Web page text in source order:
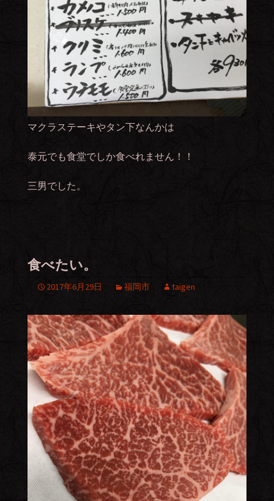
マクラステーキやタン下なんかは
泰元でも食堂でしか食べれません！！
三男でした。
食べたい。
2017年6月29日 福岡市 taigen